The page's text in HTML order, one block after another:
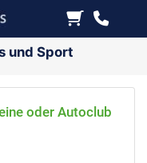
und Sport
oder Autoclub